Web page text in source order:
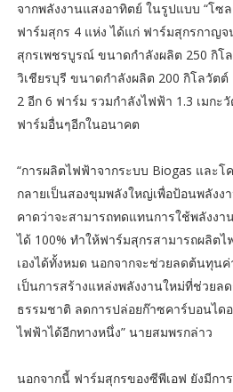
จากพลังงานแสงอาทิตย์ ในรูปแบบ “โซ
ฟาร์มสุกร 4 แห่ง ได้แก่ ฟาร์มสุกรกาญ
สุกรเพชรบูรณ์ ขนาดกำลังผลิต 250 กิโ
วิเชียรบุรี ขนาดกำลังผลิต 200 กิโลวัตต์
2 อีก 6 ฟาร์ม รวมกำลังไฟฟ้า 1.3 เมกะ
ฟาร์มอื่นๆอีกในอนาคต
“การผลิตไฟฟ้าจากระบบ Biogas และโ
กลายเป็นสองขุมพลังใหญ่เพื่อป้อนพลัง
คาดว่าจะสามารถทดแทนการใช้พลังง
ได้ 100% ทำให้ฟาร์มสุกรสามารถผลิต
เองได้ทั้งหมด นอกจากจะช่วยลดต้นทุน
เป็นการสร้างแหล่งพลังงานใหม่ที่ช่วยล
ธรรมชาติ ลดการปล่อยก๊าซคาร์บอนได
ไฟฟ้าได้อีกทางหนึ่ง” นายสมพรกล่าว
นอกจากนี้ ฟาร์มสุกรของซีพีเอฟ ยังมีกา